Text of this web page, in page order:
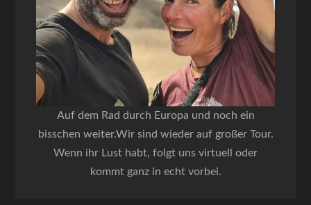
Auf dem Rad durch Europa und noch ein
bisschen weiter.Wir sind wieder auf großer Tour.
Wenn ihr Lust habt, folgt uns virtuell oder
kommt ganz in echt vorbei.